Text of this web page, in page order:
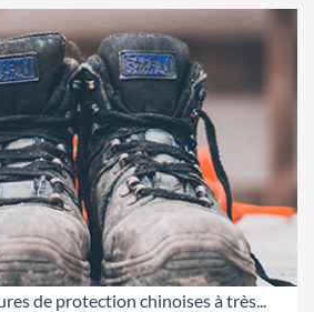
de protection chinoises à très...